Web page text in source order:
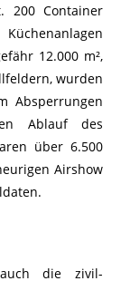
200 Container
12.000 m²,
wurden
Absperrungen
Ablauf des
über 6.500
Airshow
die zivil-